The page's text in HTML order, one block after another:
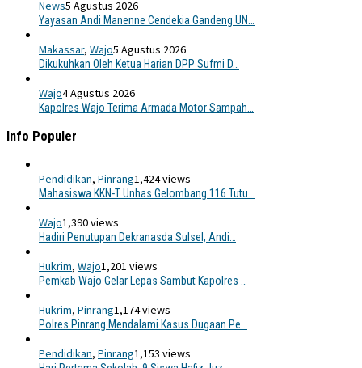
News5 Agustus 2026
Yayasan Andi Manenne Cendekia Gandeng UN…
Makassar, Wajo5 Agustus 2026
Dikukuhkan Oleh Ketua Harian DPP Sufmi D…
Wajo4 Agustus 2026
Kapolres Wajo Terima Armada Motor Sampah…
Info Populer
Pendidikan, Pinrang1,424 views
Mahasiswa KKN-T Unhas Gelombang 116 Tutu…
Wajo1,390 views
Hadiri Penutupan Dekranasda Sulsel, Andi…
Hukrim, Wajo1,201 views
Pemkab Wajo Gelar Lepas Sambut Kapolres …
Hukrim, Pinrang1,174 views
Polres Pinrang Mendalami Kasus Dugaan Pe…
Pendidikan, Pinrang1,153 views